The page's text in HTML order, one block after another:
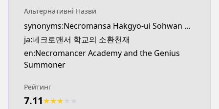
Альтернативні Назви
synonyms:Necromansa Hakgyo-ui Sohwan Cheonjae
ja:네크로맨서 학교의 소환천재
en:Necromancer Academy and the Genius
Summoner
Рейтинг
7.11★★★